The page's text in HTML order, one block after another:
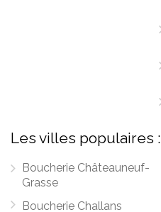
Les villes populaires :
Boucherie Châteauneuf-
Grasse
Boucherie Challans